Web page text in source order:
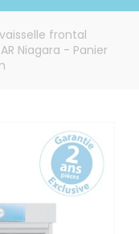
frontal
Niagara - Panier